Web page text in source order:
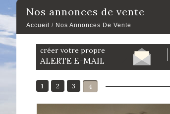
Nos annonces de vente
Accueil Nos Annonces De Vente
créer votre propre
ALERTE E-MAIL
1 2 3 4